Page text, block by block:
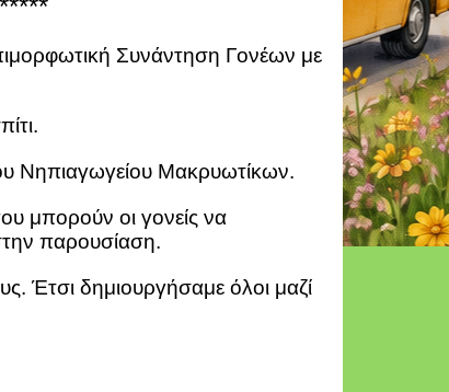
Συνάντηση Γονέων με
Νηπιαγωγείου Μακρυωτίκων.
μπορούν οι γονείς να
παρουσίαση.
Έτσι δημιουργήσαμε όλοι μαζί